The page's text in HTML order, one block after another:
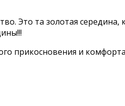
Это та золотая
прикосновения и